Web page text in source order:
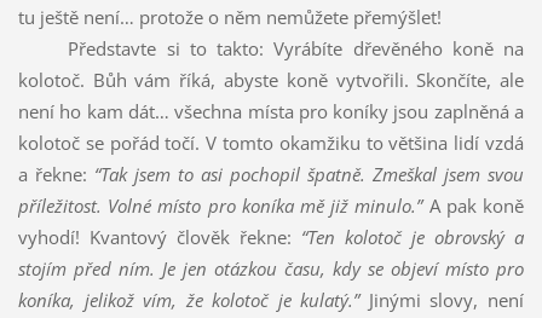
tu ještě není… protože o něm nemůžete přemýšlet!
Představte si to takto: Vyrábíte dřevěného koně na
kolotoč. Bůh vám říká, abyste koně vytvořili. Skončíte, ale
není ho kam dát… všechna místa pro koníky jsou zaplněná a
kolotoč se pořád točí. V tomto okamžiku to většina lidí vzdá
a řekne: “Tak jsem to asi pochopil špatně. Zmeškal jsem svou
příležitost. Volné místo pro koníka mě již minulo.”A pak koně
vyhodí! Kvantový člověk řekne: “Ten kolotoč je obrovský a
stojím před ním. Je jen otázkou času, kdy se objeví místo pro
koníka, jelikož vím, že kolotoč je kulatý.” Jinými slovy, není